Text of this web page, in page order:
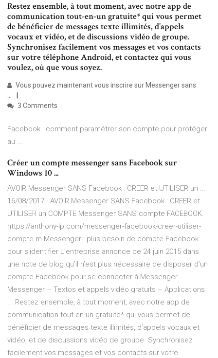
Restez ensemble, à tout moment, avec notre app de
communication tout-en-un gratuite* qui vous permet
de bénéficier de messages texte illimités, d’appels
vocaux et vidéo, et de discussions vidéo de groupe.
Synchronisez facilement vos messages et vos contacts
sur votre téléphone Android, et contactez qui vous
voulez, où que vous soyez.
Vous pouvez maintenant vous inscrire sur Messenger sans
...
3 Comments
Facebook : comment paramétrer son compte pour protéger
au ...
Créer un compte messenger sans Facebook sur
Windows 10 ...
AVOIR Messenger SANS Facebook : CREER et UTILISER un ...
16/08/2017 · AVOIR Messenger SANS Facebook : CREER et
UTILISER un COMPTE Messenger SANS compte FACEBOOK.
https://anthony-lp.com/messenger-facebook-creer-utiliser-
compte-m Messenger : plus besoin de compte Facebook
pour s'identifier L’entreprise annonce ce 24 juin 2015 dans
une note de blog qu’il n’est plus nécessaire de disposer d’un
compte Facebook pour se connecter à Messenger.
Messenger – Textos et appels vidéo gratuits – Applications
... Restez ensemble, à tout moment, avec notre app de
communication tout-en-un gratuite* qui vous permet de
bénéficier de messages texte illimités, d’appels vocaux et
vidéo, et de discussions vidéo de groupe. Synchronisez
facilement vos messages et vos contacts sur votre